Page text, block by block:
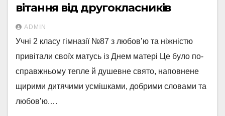
вітання від другокласників
ADMIN
Учні 2 класу гімназії №87 з любов’ю та ніжністю
привітали своїх матусь із Днем матері Це було по-
справжньому тепле й душевне свято, наповнене
щирими дитячими усмішками, добрими словами та
любов’ю.…